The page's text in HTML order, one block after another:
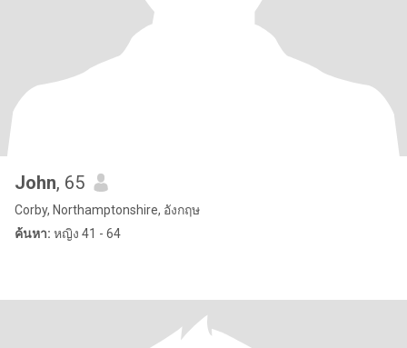
John, 65
Corby, Northamptonshire, อังกฤษ
ค้นหา: หญิง 41 - 64